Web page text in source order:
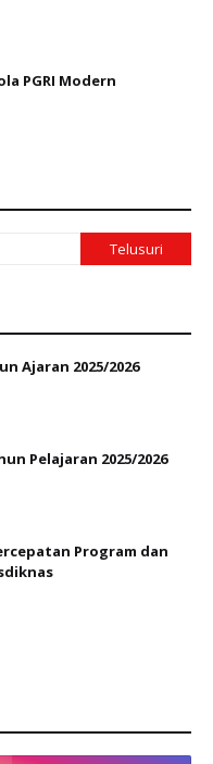
PGRI Modern
Ajaran 2025/2026
Pelajaran 2025/2026
Program dan